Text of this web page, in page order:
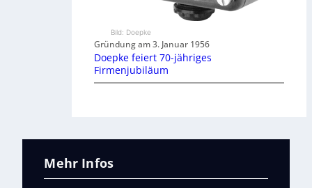
Bild: Doepke
Gründung am 3. Januar 1956
Doepke feiert 70-jähriges
Firmenjubiläum
Mehr Infos